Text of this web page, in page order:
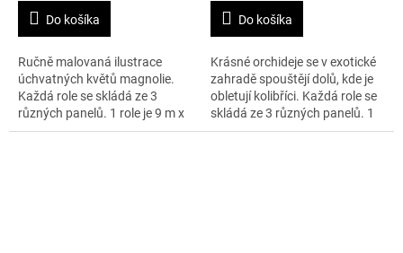
Do košíka
Ručně malovaná ilustrace
úchvatných květů magnolie.
Každá role se skládá ze 3
různých panelů. 1 role je 9 m x
70 cm. Tapeta je omyvatelná.
Do košíka
Krásné orchideje se v exotické
zahradě spouštějí dolů, kde je
obletují kolibříci. Každá role se
skládá ze 3 různých panelů. 1
role je 9 m x 70 cm.